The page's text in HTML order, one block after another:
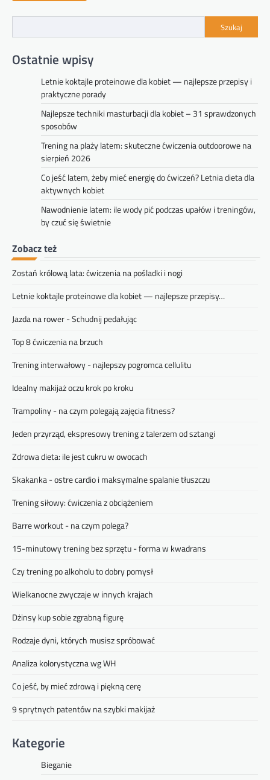
Szukaj
Ostatnie wpisy
Letnie koktajle proteinowe dla kobiet — najlepsze przepisy i
praktyczne porady
Najlepsze techniki masturbacji dla kobiet – 31 sprawdzonych
sposobów
Trening na plaży latem: skuteczne ćwiczenia outdoorowe na
sierpień 2026
Co jeść latem, żeby mieć energię do ćwiczeń? Letnia dieta dla
aktywnych kobiet
Nawodnienie latem: ile wody pić podczas upałów i treningów,
by czuć się świetnie
Zobacz też
Zostań królową lata: ćwiczenia na pośladki i nogi
Letnie koktajle proteinowe dla kobiet — najlepsze przepisy…
Jazda na rower - Schudnij pedałując
Top 8 ćwiczenia na brzuch
Trening interwałowy - najlepszy pogromca cellulitu
Idealny makijaż oczu krok po kroku
Trampoliny - na czym polegają zajęcia fitness?
Jeden przyrząd, ekspresowy trening z talerzem od sztangi
Zdrowa dieta: ile jest cukru w owocach
Skakanka - ostre cardio i maksymalne spalanie tłuszczu
Trening siłowy: ćwiczenia z obciążeniem
Barre workout - na czym polega?
15-minutowy trening bez sprzętu - forma w kwadrans
Czy trening po alkoholu to dobry pomysł
Wielkanocne zwyczaje w innych krajach
Dżinsy kup sobie zgrabną figurę
Rodzaje dyni, których musisz spróbować
Analiza kolorystyczna wg WH
Co jeść, by mieć zdrową i piękną cerę
9 sprytnych patentów na szybki makijaż
Kategorie
Bieganie